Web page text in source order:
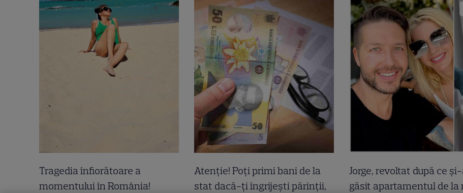
Tragedia înfiorătoare a
momentului în România!
Atenție! Poți primi bani de la
stat dacă-ți îngrijești părinții,
Jorge, revoltat după ce
găsit apartamentul de la